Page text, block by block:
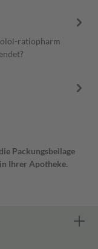
ratiopharm
Packungsbeilage
Ihrer Apotheke.